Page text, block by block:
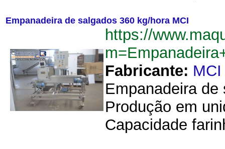
Empanadeira de salgados 360 kg/hora MCI
https://
Fabricante: MCI
Empanadeira
Produção em
Capacidade